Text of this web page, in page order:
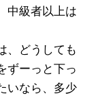
中級者以上は
、どうしても
ずーっと下っ
いなら、多少